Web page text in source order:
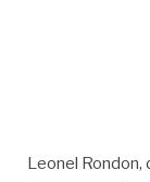
Leonel Rondon,